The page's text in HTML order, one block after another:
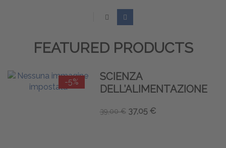
FEATURED PRODUCTS
-5%
SCIENZA
DELL’ALIMENTAZIONE
39,00 € 37,05 €